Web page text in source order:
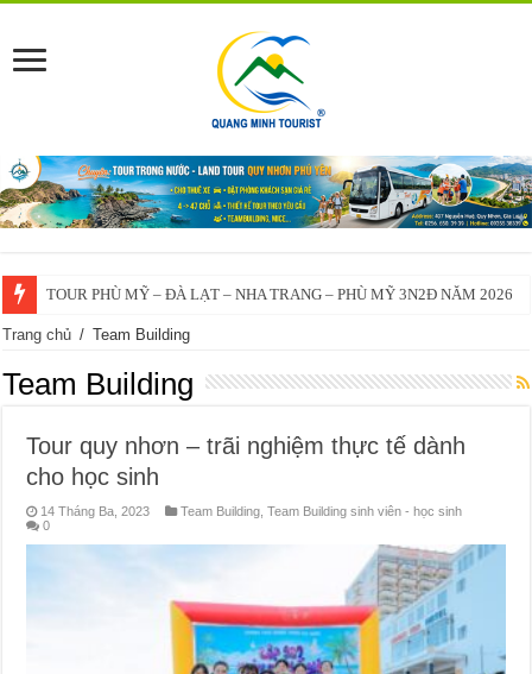
TOUR PHÙ MỸ – ĐÀ LẠT – NHA TRANG – PHÙ MỸ 3N2Đ NĂM 2026
Trang chủ / Team Building
Team Building
Tour quy nhơn – trãi nghiệm thực tế dành
cho học sinh
14 Tháng Ba, 2023 Team Building,Team Building sinh viên - học sinh
0